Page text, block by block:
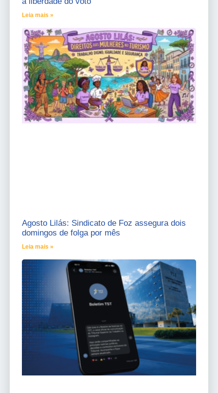
Leia mais »
Agosto Lilás: Sindicato de Foz assegura dois
domingos de folga por mês
Leia mais »